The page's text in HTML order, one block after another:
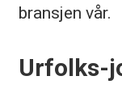
bransjen vår.
Urfolks-